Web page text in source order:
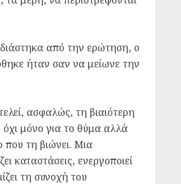
από την ερώτηση, ο
ήταν σαν να μείωνε την
ασφαλώς, τη βιαιότερη
μόνο για το θύμα αλλά
που τη βιώνει. Μια
καταστάσεις, ενεργοποιεί
τη συνοχή του